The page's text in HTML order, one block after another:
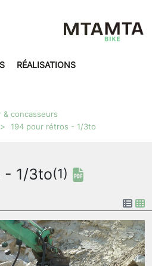
RÉALISATIONS
concasseurs
194 pour rétros - 1/3to
- 1/3to(1)